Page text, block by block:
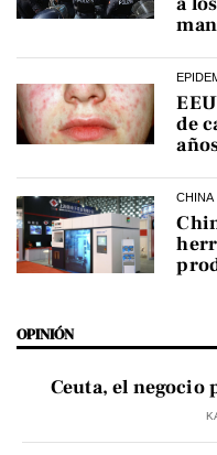
de
CHINA
OPINIÓN
Ceuta, el